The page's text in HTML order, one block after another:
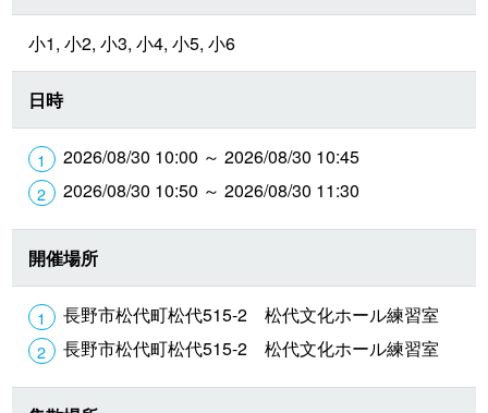
小1, 小2, 小3, 小4, 小5, 小6
日時
2026/08/30 10:00 ～ 2026/08/30 10:45
2026/08/30 10:50 ～ 2026/08/30 11:30
開催場所
長野市松代町松代515-2 松代文化ホール練習室
長野市松代町松代515-2 松代文化ホール練習室